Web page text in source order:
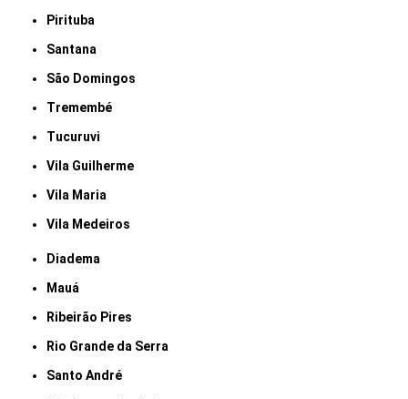
Pirituba
Santana
São Domingos
Tremembé
Tucuruvi
Vila Guilherme
Vila Maria
Vila Medeiros
Diadema
Mauá
Ribeirão Pires
Rio Grande da Serra
Santo André